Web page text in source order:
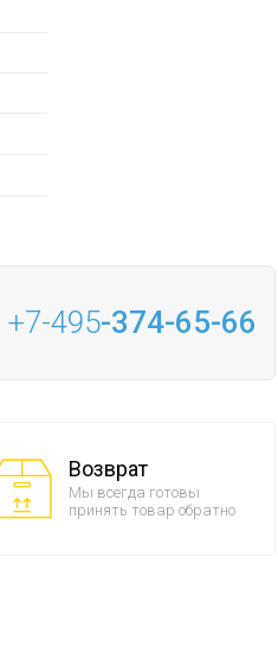
+7-495-374-65-66
Возврат
Мы всегда готовы
принять товар обратно